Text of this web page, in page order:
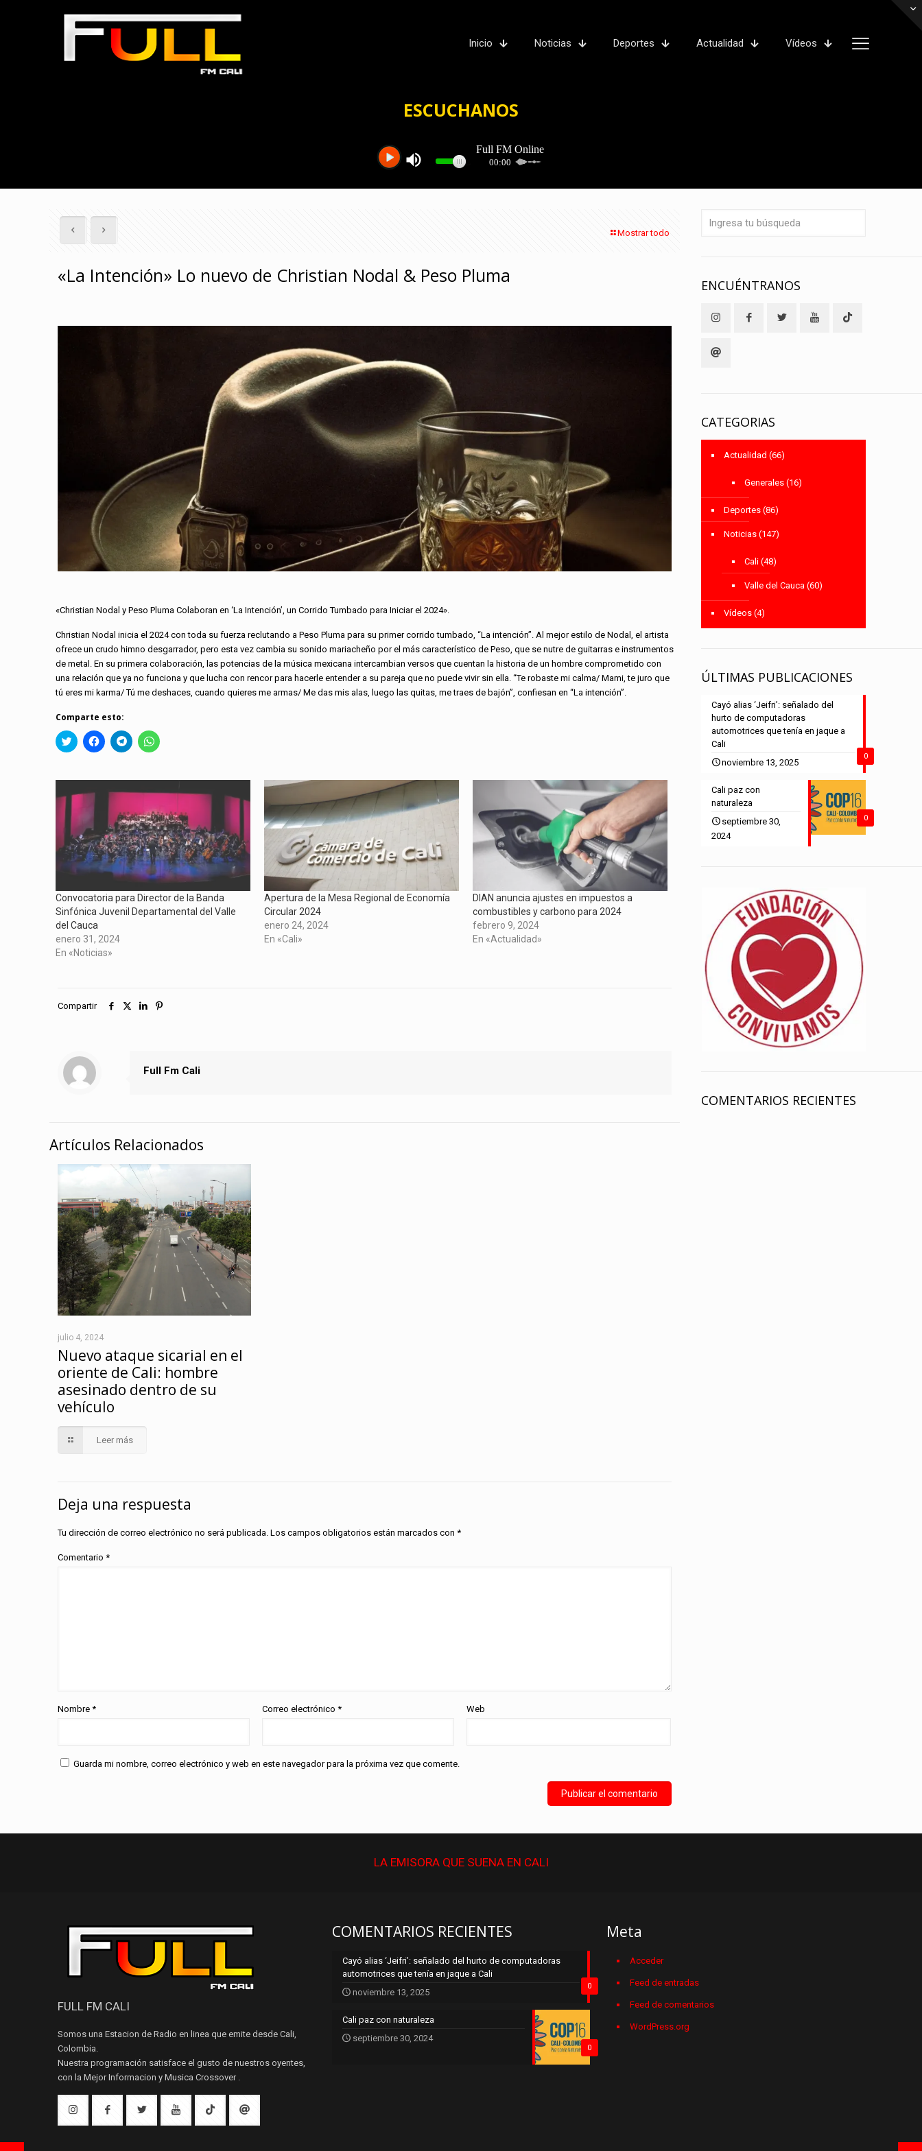
Inicio Noticias Deportes Actualidad Vídeos
ESCUCHANOS
Mostrar todo
«La Intención» Lo nuevo de Christian Nodal & Peso Pluma
«Christian Nodal y Peso Pluma Colaboran en ‘La Intención’, un Corrido Tumbado para Iniciar el 2024».
Christian Nodal inicia el 2024 con toda su fuerza reclutando a Peso Pluma para su primer corrido tumbado, “La intención”. Al mejor estilo de Nodal, el artista
ofrece un crudo himno desgarrador, pero esta vez cambia su sonido mariacheño por el más característico de Peso, que se nutre de guitarras e instrumentos
de metal. En su primera colaboración, las potencias de la música mexicana intercambian versos que cuentan la historia de un hombre comprometido con
una relación que ya no funciona y que lucha con rencor para hacerle entender a su pareja que no puede vivir sin ella. “Te robaste mi calma/ Mami, te juro que
tú eres mi karma/ Tú me deshaces, cuando quieres me armas/ Me das mis alas, luego las quitas, me traes de bajón”, confiesan en “La intención”.
Comparte esto:
Click
to
(Se
abre
una
ventana
nueva)
Haz
clic
Facebook
(Se
una
ventana
nueva)
Haz
clic
Telegram
(Se
en
una
ventana
nueva)
Haz
clic
WhatsApp
(Se
en
una
ventana
nueva)
Convocatoria para Director de la Banda
Sinfónica Juvenil Departamental del Valle
del Cauca
enero 31, 2024
En «Noticias»
Apertura de la Mesa Regional de Economía
Circular 2024
enero 24, 2024
En «Cali»
DIAN anuncia ajustes en impuestos a
combustibles y carbono para 2024
febrero 9, 2024
En «Actualidad»
Compartir
Full Fm Cali
Artículos Relacionados
julio 4, 2024
Nuevo ataque sicarial en el
oriente de Cali: hombre
asesinado dentro de su
vehículo
Leer más
Deja una respuesta
Tu dirección de correo electrónico no será publicada. Los campos obligatorios están marcados con *
Comentario *
Nombre * Correo electrónico* Web
Guarda mi nombre, correo electrónico y web en este navegador para la próxima vez que comente.
ENCUÉNTRANOS
CATEGORIAS
Actualidad (66)
Generales (16)
Deportes (86)
Noticias (147)
Cali (48)
Valle del Cauca (60)
Vídeos (4)
ÚLTIMAS PUBLICACIONES
0
Cayó alias ‘Jeifri’: señalado del
hurto de computadoras
automotrices que tenía en jaque a
Cali
noviembre 13, 2025
0
Cali paz con
naturaleza
septiembre 30,
2024
COMENTARIOS RECIENTES
LA EMISORA QUESUENAEN CALI
FULL FM CALI
Somos una Estacion de Radio en linea que emite desde Cali,
Colombia.
Nuestra programación satisface el gusto de nuestros oyentes,
con la Mejor Informacion y Musica Crossover .
COMENTARIOS RECIENTES
0
Cayó alias ‘Jeifri’: señalado del hurto de computadoras
automotrices que tenía en jaque a Cali
noviembre 13, 2025
0
Cali paz con naturaleza
septiembre 30, 2024
Meta
Acceder
Feed de entradas
Feed de comentarios
WordPress.org